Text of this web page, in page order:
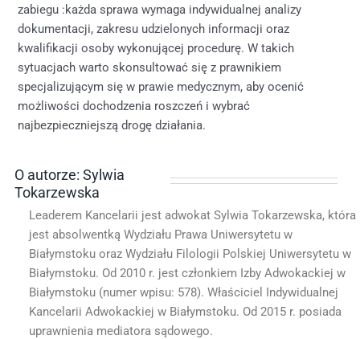
zabiegu :każda sprawa wymaga indywidualnej analizy
dokumentacji, zakresu udzielonych informacji oraz
kwalifikacji osoby wykonującej procedurę. W takich
sytuacjach warto skonsultować się z prawnikiem
specjalizującym się w prawie medycznym, aby ocenić
możliwości dochodzenia roszczeń i wybrać
najbezpieczniejszą drogę działania.
O autorze: Sylwia
Tokarzewska
Leaderem Kancelarii jest adwokat Sylwia Tokarzewska, która
jest absolwentką Wydziału Prawa Uniwersytetu w
Białymstoku oraz Wydziału Filologii Polskiej Uniwersytetu w
Białymstoku. Od 2010 r. jest członkiem Izby Adwokackiej w
Białymstoku (numer wpisu: 578). Właściciel Indywidualnej
Kancelarii Adwokackiej w Białymstoku. Od 2015 r. posiada
uprawnienia mediatora sądowego.